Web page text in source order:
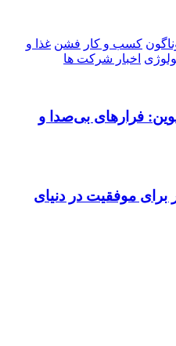
کسب و کار فشن غذا و
اخبار شرکت ها
فرارهای بی‌صدا و
برای موفقیت در دنیای